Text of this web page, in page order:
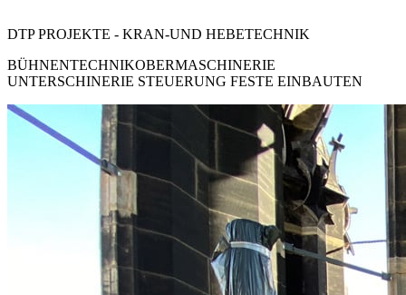
DTP PROJEKTE - KRAN-UND HEBETECHNIK
BÜHNENTECHNIKOBERMASCHINERIE
UNTERSCHINERIE STEUERUNG FESTE EINBAUTEN